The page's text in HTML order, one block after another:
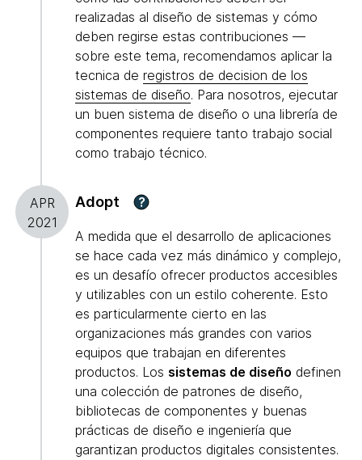
realizadas al diseño de sistemas y cómo
deben regirse estas contribuciones —
sobre este tema, recomendamos aplicar la
tecnica de registros de decision de los
sistemas de diseño. Para nosotros, ejecutar
un buen sistema de diseño o una librería de
componentes requiere tanto trabajo social
como trabajo técnico.
APR
2021
Adopt ?
A medida que el desarrollo de aplicaciones
se hace cada vez más dinámico y complejo,
es un desafío ofrecer productos accesibles
y utilizables con un estilo coherente. Esto
es particularmente cierto en las
organizaciones más grandes con varios
equipos que trabajan en diferentes
productos. Los sistemas de diseño definen
una colección de patrones de diseño,
bibliotecas de componentes y buenas
prácticas de diseño e ingeniería que
garantizan productos digitales consistentes.